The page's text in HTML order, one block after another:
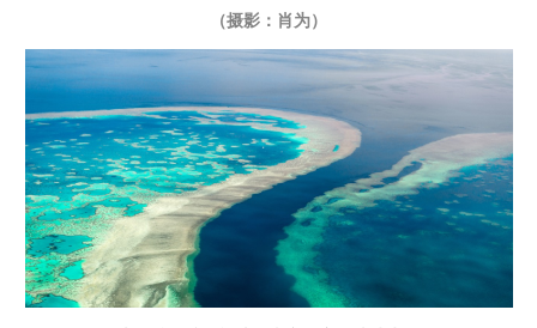
（摄影：肖为）